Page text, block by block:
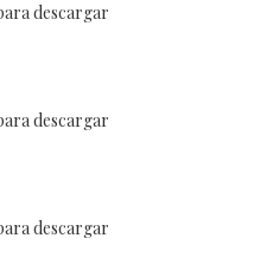
descargar
descargar
descargar